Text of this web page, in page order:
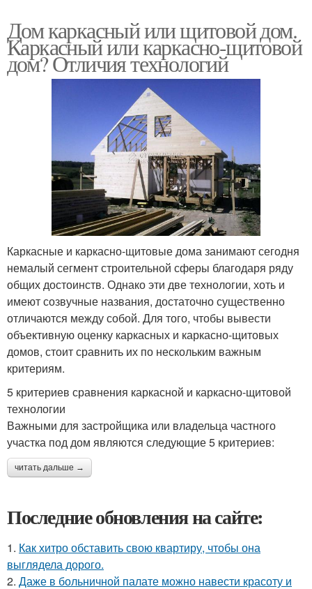
Дом каркасный или щитовой дом.
Каркасный или каркасно-щитовой
дом? Отличия технологий
Каркасные и каркасно-щитовые дома занимают сегодня
немалый сегмент строительной сферы благодаря ряду
общих достоинств. Однако эти две технологии, хоть и
имеют созвучные названия, достаточно существенно
отличаются между собой. Для того, чтобы вывести
объективную оценку каркасных и каркасно-щитовых
домов, стоит сравнить их по нескольким важным
критериям.
5 критериев сравнения каркасной и каркасно-щитовой
технологии
Важными для застройщика или владельца частного
участка под дом являются следующие 5 критериев:
читать дальше →
Последние обновления на сайте:
1. Как хитро обставить свою квартиру, чтобы она
выглядела дорого.
2. Даже в больничной палате можно навести красоту и